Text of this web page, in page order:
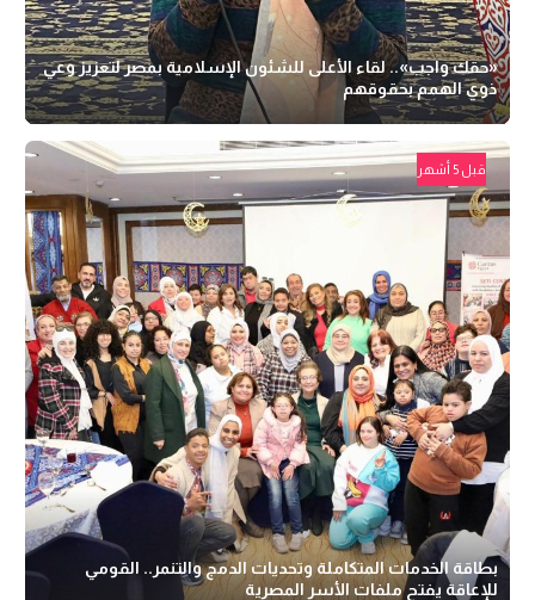
«حقك واجب».. لقاء الأعلى للشئون الإسلامية بمصر لتعزيز وعي
ذوي الهمم بحقوقهم
قبل 5 أشهر
بطاقة الخدمات المتكاملة وتحديات الدمج والتنمر.. القومي
للإعاقة يفتح ملفات الأسر المصرية